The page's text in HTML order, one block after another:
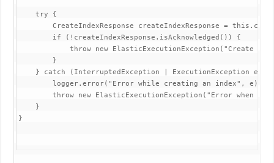
    try {
CreateIndexResponse createIndexResponse =
        if (!createIndexResponse.isAcknowledged()) {
throw new ElasticExecutionException("Create
        }
    } catch (InterruptedException | ExecutionException e) {
        logger.error("Error while creating an index", e);
throw new ElasticExecutionException("Error when
    }
}